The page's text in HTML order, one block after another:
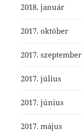
2018. január
2017. október
2017. szeptember
2017. július
2017. június
2017. május